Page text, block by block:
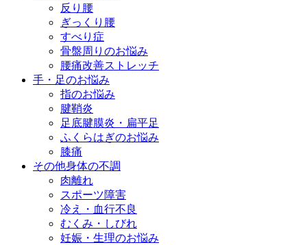
反り腰
ぎっくり腰
すべり症
骨盤周りのお悩み
腰痛改善ストレッチ
手・足のお悩み
指のお悩み
腱鞘炎
足底腱膜炎・扁平足
ふくらはぎのお悩み
膝痛
その他身体の不調
肉離れ
スポーツ障害
冷え・血行不良
むくみ・しびれ
妊娠・生理のお悩み